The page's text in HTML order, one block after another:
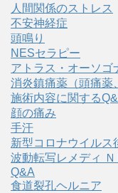
人間関係のストレス
不安神経症
頭鳴り
NESセラピー
アトラス・オーソゴ
消炎鎮痛薬（頭痛薬
施術内容に関する
顔の痛み
手汗
新型コロナウイルス
波動転写レメディ
Q&A
食道裂孔ヘルニア